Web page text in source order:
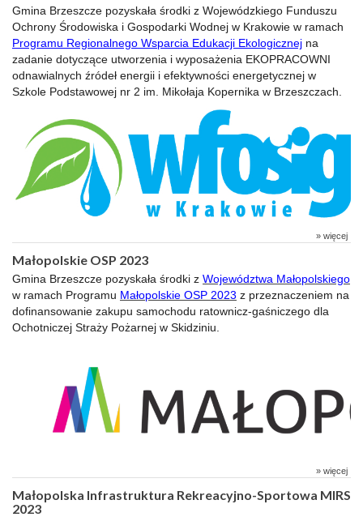
Gmina Brzeszcze pozyskała środki z Wojewódzkiego Funduszu
Ochrony Środowiska i Gospodarki Wodnej w Krakowie w ramach
Programu Regionalnego Wsparcia Edukacji Ekologicznej na
zadanie dotyczące utworzenia i wyposażenia EKOPRACOWNI
odnawialnych źródeł energii i efektywności energetycznej w
Szkole Podstawowej nr 2 im. Mikołaja Kopernika w Brzeszczach.
» więcej
Małopolskie OSP 2023
Gmina Brzeszcze pozyskała środki z Województwa Małopolskiego
w ramach Programu Małopolskie OSP 2023 z przeznaczeniem na
dofinansowanie zakupu samochodu ratownicz-gaśniczego dla
Ochotniczej Straży Pożarnej w Skidziniu.
» więcej
Małopolska Infrastruktura Rekreacyjno-Sportowa MIRS
2023